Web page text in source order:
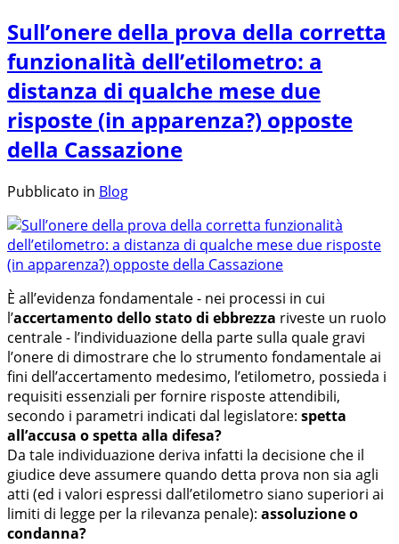
Sull’onere della prova della corretta
funzionalità dell’etilometro: a
distanza di qualche mese due
risposte (in apparenza?) opposte
della Cassazione
Pubblicato in Blog
È all’evidenza fondamentale - nei processi in cui
l’accertamento dello stato di ebbrezza riveste un ruolo
centrale - l’individuazione della parte sulla quale gravi
l’onere di dimostrare che lo strumento fondamentale ai
fini dell’accertamento medesimo, l’etilometro, possieda i
requisiti essenziali per fornire risposte attendibili,
secondo i parametri indicati dal legislatore: spetta
all’accusa o spetta alla difesa?
Da tale individuazione deriva infatti la decisione che il
giudice deve assumere quando detta prova non sia agli
atti (ed i valori espressi dall’etilometro siano superiori ai
limiti di legge per la rilevanza penale): assoluzione o
condanna?